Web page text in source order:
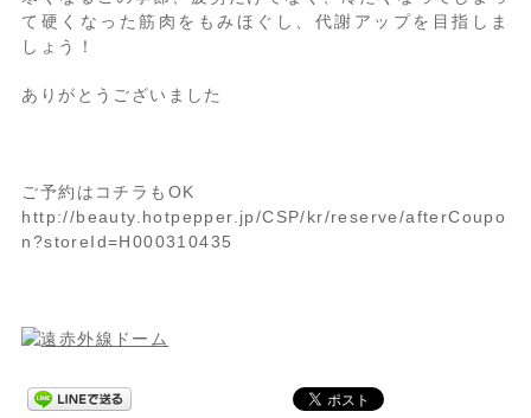
て硬くなった筋肉をもみほぐし、代謝アップを目指しま
しょう！
ありがとうございました
ご予約はコチラもOK
http://beauty.hotpepper.jp/CSP/kr/reserve/afterCoupo
n?storeId=H000310435